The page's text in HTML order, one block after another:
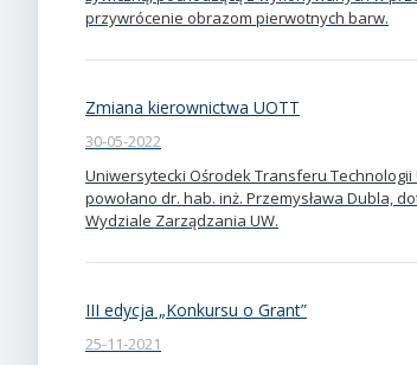
przywrócenie obrazom pierwotnych barw.
Zmiana kierownictwa UOTT
30-05-2022
Uniwersytecki Ośrodek Transferu
powołano dr. hab. inż. Przemysława Dubla,
Wydziale Zarządzania UW.
III edycja „Konkursu o Grant”
25-11-2021